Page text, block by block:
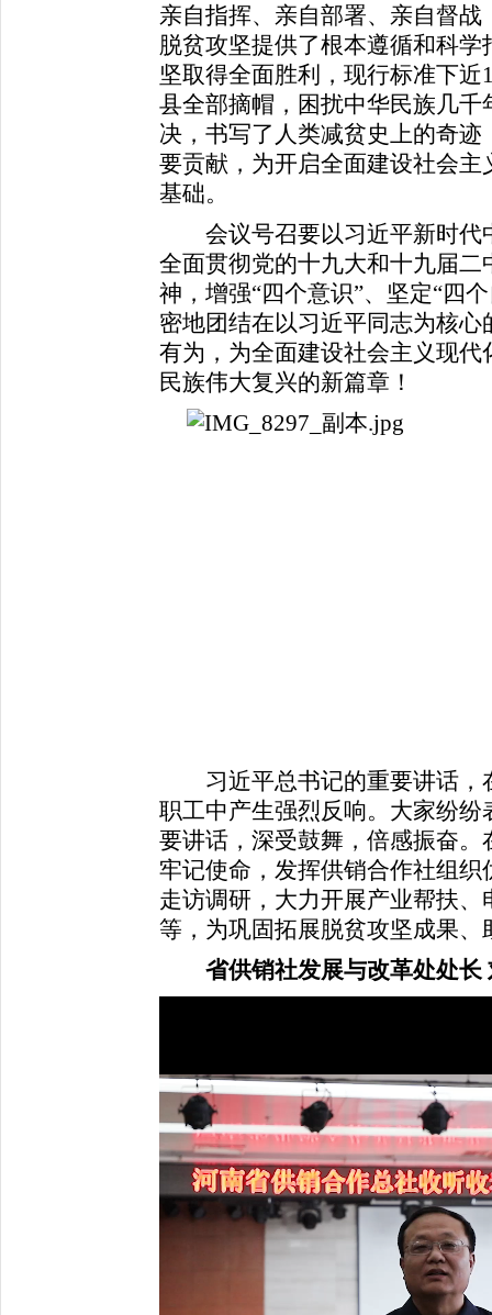
亲自指挥、亲自部署、亲自督
脱贫攻坚提供了根本遵循和科
坚取得全面胜利，现行标准下
县全部摘帽，困扰中华民族几
决，书写了人类减贫史上的奇
要贡献，为开启全面建设社会
基础。
会议号召要以习近平新时代
全面贯彻党的十九大和十九届
神，增强“四个意识”、坚定“四
密地团结在以习近平同志为核
有为，为全面建设社会主义现
民族伟大复兴的新篇章！
习近平总书记的重要讲话，
职工中产生强烈反响。大家纷
要讲话，深受鼓舞，倍感振奋
牢记使命，发挥供销合作社组
走访调研，大力开展产业帮扶
等，为巩固拓展脱贫攻坚成果
省供销社发展与改革处处长